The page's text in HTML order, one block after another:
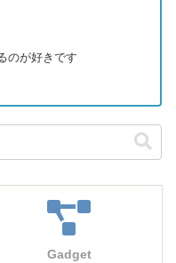
のが好きです
Gadget